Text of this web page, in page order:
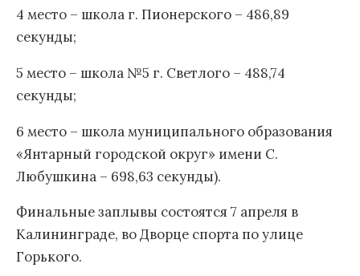
4 место – школа г. Пионерского – 486,89
секунды;
5 место – школа №5 г. Светлого – 488,74
секунды;
6 место – школа муниципального образования
«Янтарный городской округ» имени С.
Любушкина – 698,63 секунды).
Финальные заплывы состоятся 7 апреля в
Калининграде, во Дворце спорта по улице
Горького.